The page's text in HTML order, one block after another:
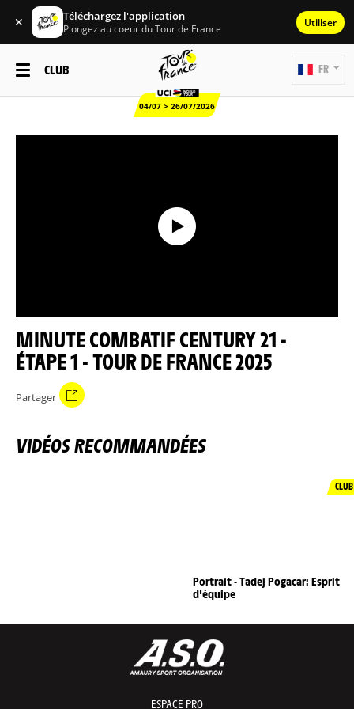
✕ Téléchargez l'application
Plongez au coeur du Tour de France Utiliser
CLUB
04/07 > 26/07/2026
FR
MINUTE COMBATIF CENTURY 21 -
ÉTAPE 1 - TOUR DE FRANCE 2025
Partager
VIDÉOS RECOMMANDÉES
CLUB
Portrait - Tadej Pogacar: Esprit
d'équipe
ESPACE PRO